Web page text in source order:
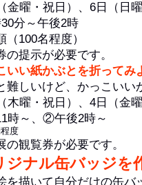
金曜・祝日）、6日（日
分～午後2時
（100名程度）
の提示が必要です。
い紙かぶとを折ってみ
難しいけど、かっこい
木曜・祝日）、4日（金
時～、②午後2時～
度
の観覧券が必要です。
ナル缶バッジを
を描いて自分だけの缶バ